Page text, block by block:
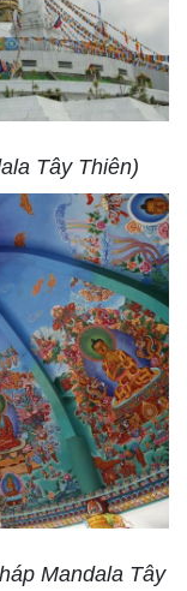
Tây Thiên)
Mandala Tây